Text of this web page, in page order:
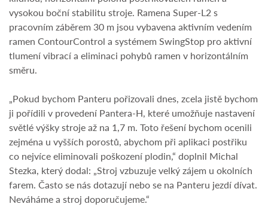
vysokou boční stabilitu stroje. Ramena Super-L2 s
pracovním záběrem 30 m jsou vybavena aktivním vedením
ramen ContourControl a systémem SwingStop pro aktivní
tlumení vibrací a eliminaci pohybů ramen v horizontálním
směru.
„Pokud bychom Panteru pořizovali dnes, zcela jistě bychom
ji pořídili v provedení Pantera-H, které umožňuje nastavení
světlé výšky stroje až na 1,7 m. Toto řešení bychom ocenili
zejména u vyšších porostů, abychom při aplikaci postřiku
co nejvíce eliminovali poškození plodin,“ doplnil Michal
Stezka, který dodal: „Stroj vzbuzuje velký zájem u okolních
farem. Často se nás dotazují nebo se na Panteru jezdí dívat.
Neváháme a stroj doporučujeme.“